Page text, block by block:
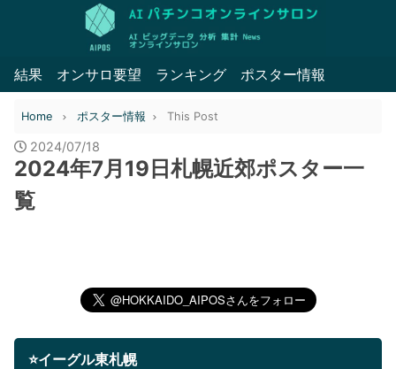
結果 オンサロ要望 ランキング ポスター情報
Home ポスター情報 This Post
2024/07/18
2024年7月19日札幌近郊ポスター一
覧
⭐イーグル東札幌